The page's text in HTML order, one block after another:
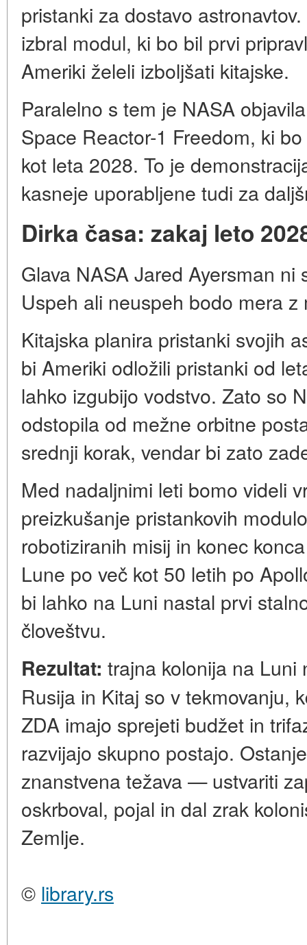
pristanki za dostavo
izbral modul, ki bo bil prvi
Ameriki želeli izboljšati kitajske.
Paralelno s tem je NASA
Space Reactor-1 Freedom, ki
kot leta 2028. To je
kasneje uporabljene tudi za
Dirka časa: zakaj leto
Glava NASA Jared Ayersman
Uspeh ali neuspeh bodo mera
Kitajska planira pristanki svojih
bi Ameriki odložili pristanki od
lahko izgubijo vodstvo. Zato so
odstopila od mežne orbitne
srednji korak, vendar bi zato
Med nadaljnimi leti bomo videli
preizkušanje pristankovih
robotiziranih misij in konec
Lune po več kot 50 letih po
bi lahko na Luni nastal prvi
človeštvu.
Rezultat: trajna kolonija na Luni
Rusija in Kitaj so v tekmovanju,
ZDA imajo sprejeti budžet in
razvijajo skupno postajo.
znanstvena težava — ustvariti
oskrboval, pojal in dal zrak
Zemlje.
© library.rs